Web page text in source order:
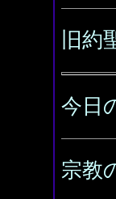
旧約
今日
宗教